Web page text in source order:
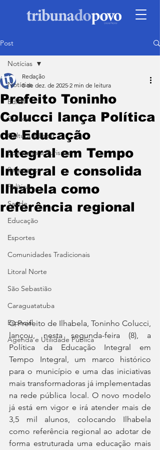
Post
Notícias
Edital
Cidade
Cultura e Lazer
Economia e Turismo
Segurança
Política
Saúde
Educação
Esportes
Comunidades Tradicionais
Litoral Norte
São Sebastião
Caraguatatuba
Especial
Agenda e Utilidade Pública
Notícias
Prefeito Toninho
Colucci lança Política
de Educação
Integral em Tempo
Integral e consolida
Ilhabela como
referência regional
Redação
8 de dez. de 2025 2 min de leitura
O Prefeito de Ilhabela, Toninho Colucci,
lançou, nesta segunda-feira (8), a
Política da Educação Integral em
Tempo Integral, um marco histórico
para o município e uma das iniciativas
mais transformadoras já implementadas
na rede pública local. O novo modelo
já está em vigor e irá atender mais de
3,5 mil alunos, colocando Ilhabela
como referência regional ao adotar de
forma estruturada uma educação mais